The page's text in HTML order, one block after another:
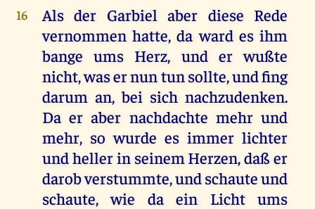
16
Als der Garbiel aber diese Rede
vernommen hatte, da ward es ihm
bange ums Herz, und er wußte
nicht, was er nun tun sollte, und fing
darum an, bei sich nachzudenken.
Da er aber nachdachte mehr und
mehr, so wurde es immer lichter
und heller in seinem Herzen, daß er
darob verstummte, und schaute und
schaute, wie da ein Licht ums